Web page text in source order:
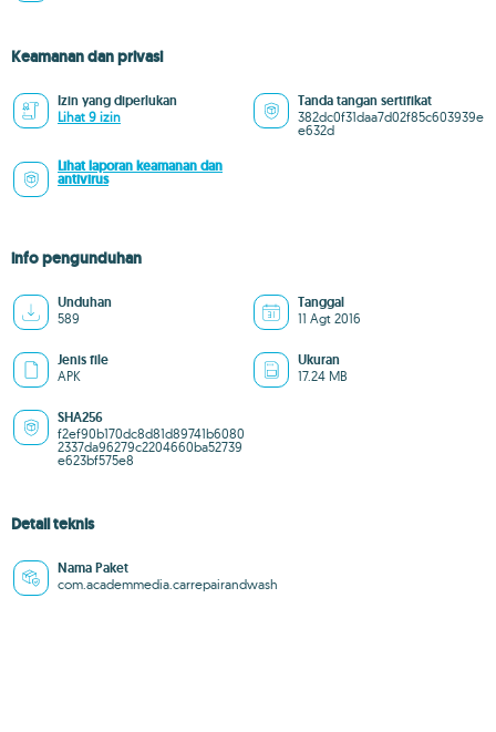
Keamanan dan privasi
Izin yang diperlukan
Lihat 9 izin
Tanda tangan sertifikat
382dc0f31daa7d02f85c603939e
e632d
Lihat laporan keamanan dan
antivirus
info pengunduhan
Unduhan
589
Tanggal
11 Agt 2016
Jenis file
APK
Ukuran
17.24 MB
SHA256
f2ef90b170dc8d81d89741b6080
2337da96279c2204660ba52739
e623bf575e8
Detail teknis
Nama Paket
com.academmedia.carrepairandwash